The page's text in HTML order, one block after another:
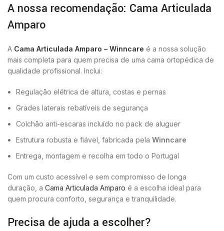
A nossa recomendação: Cama Articulada
Amparo
A Cama Articulada Amparo – Winncare é a nossa solução
mais completa para quem precisa de uma cama ortopédica de
qualidade profissional. Inclui:
Regulação elétrica de altura, costas e pernas
Grades laterais rebatíveis de segurança
Colchão anti-escaras incluído no pack de aluguer
Estrutura robusta e fiável, fabricada pela Winncare
Entrega, montagem e recolha em todo o Portugal
Com um custo acessível e sem compromisso de longa
duração, a Cama Articulada Amparo é a escolha ideal para
quem procura conforto, segurança e tranquilidade.
Precisa de ajuda a escolher?